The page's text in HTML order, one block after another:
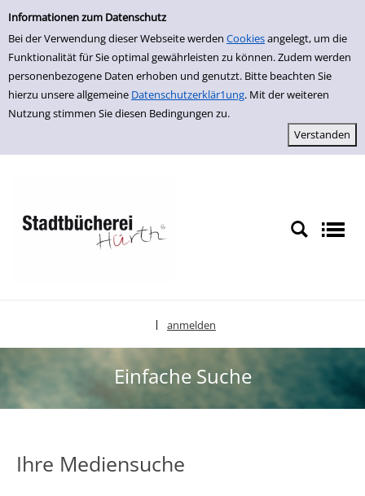
Einfache Suche
Informationen zum Datenschutz
Bei der Verwendung dieser Webseite werden Cookiesangelegt, um die
Funktionalität für Sie optimal gewährleisten zu können. Zudem werden
personenbezogene Daten erhoben und genutzt. Bitte beachten Sie
hierzu unsere allgemeine Datenschutzerklär1ung. Mit der weiteren
Nutzung stimmen Sie diesen Bedingungen zu.
zur Navigation springen
zum Inhalt springen
Zu den Suchfiltern springen
Zur Trefferliste springen
anmelden
Einfache Suche
Ihre Mediensuche